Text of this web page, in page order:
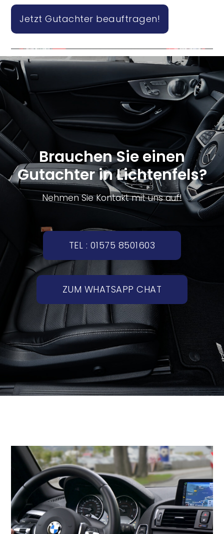
Jetzt Gutachter beauftragen!
Brauchen Sie einen
Gutachter in Lichtenfels?
Nehmen Sie Kontakt mit uns auf!
TEL : 01575 8501603
ZUM WHATSAPP CHAT